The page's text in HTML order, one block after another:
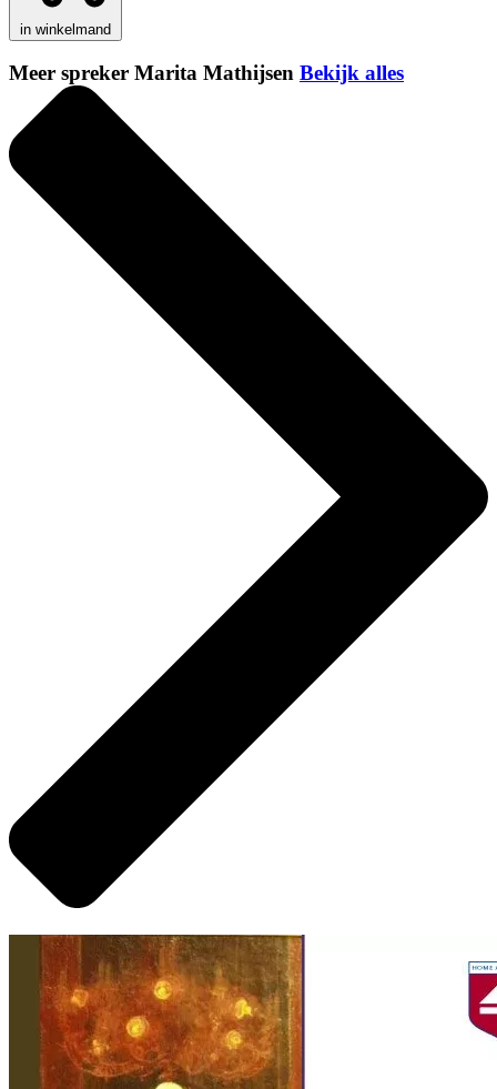
in winkelmand
Meer spreker Marita Mathijsen Bekijk alles